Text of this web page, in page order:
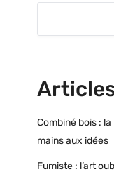
Combiné bois :
mains aux idées
Fumiste : l’art